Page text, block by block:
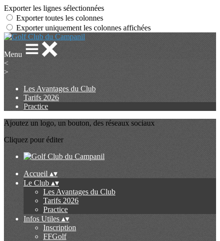
Exporter les lignes sélectionnées
Exporter toutes les colonnes
Exporter uniquement les colonnes affichées
Menu
<
>
Les Avantages du Club
Tarifs 2026
Practice
Ajoutez un logo, un bouton, des réseaux sociaux
Cliquez pour éditer
Accueil ▴▾
Le Club ▴▾
Les Avantages du Club
Tarifs 2026
Practice
Infos Utiles ▴▾
Inscription
FFGolf